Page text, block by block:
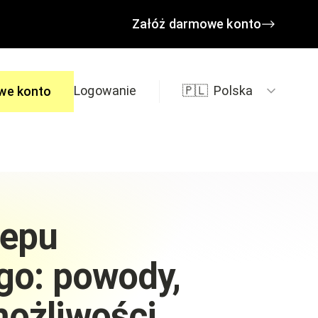
Załóż darmowe konto
konto Logowanie 🇵🇱 Polska
powody,